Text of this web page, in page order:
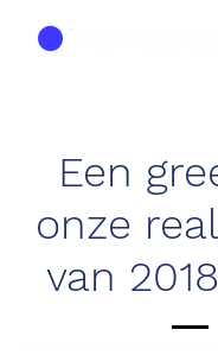
Een
onze
van